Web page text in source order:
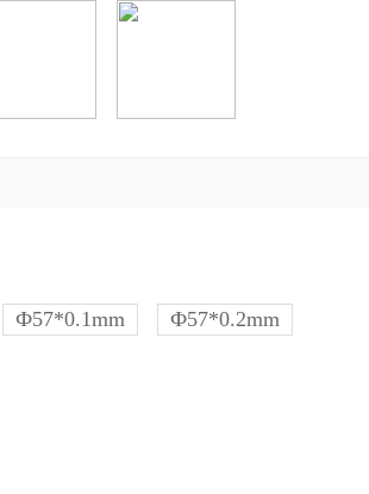
Ф57*0.1mm Ф57*0.2mm